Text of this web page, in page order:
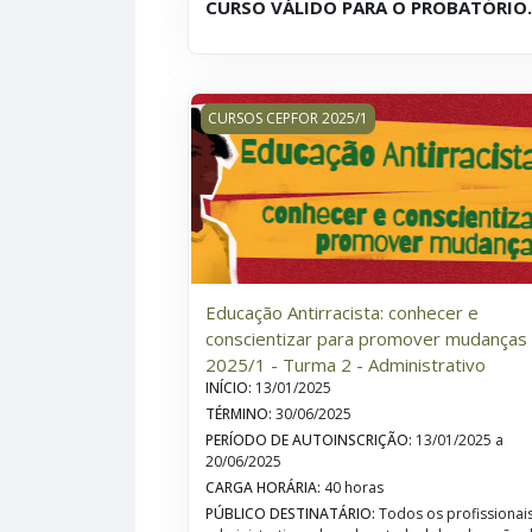
CURSO VÁLIDO PARA O PROBATÓRIO.
Educação Antirracista: conhecer e
CURSOS CEPFOR 2025/1
Educação Antirracista: conhecer e
conscientizar para promover
2025/1 - Turma 2 - Administrativo
INÍCIO: 13/01/2025
TÉRMINO:30/06/2025
PERÍODO DE AUTOINSCRIÇÃO: 13/01/2025 a
20/06/2025
CARGA HORÁRIA: 40 horas
PÚBLICO DESTINATÁRIO:Todos os